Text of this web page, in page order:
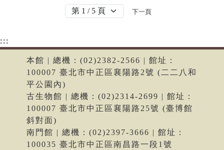
下一頁
:::
本館 | 總機：(02)2382-2566 | 館址：
100007 臺北市中正區襄陽路2號 (二二八和
平公園內)
古生物館 | 總機：(02)2314-2699 | 館址：
100007 臺北市中正區襄陽路25號 (臺博館
斜對面)
南門館 | 總機：(02)2397-3666 | 館址：
100035 臺北市中正區南昌路一段1號